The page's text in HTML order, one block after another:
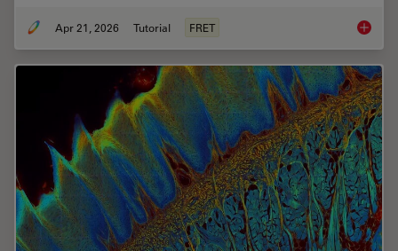
Apr 21, 2026 Tutorial FRET What is